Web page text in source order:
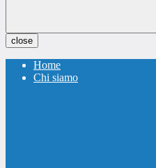
close
Home
Chi siamo